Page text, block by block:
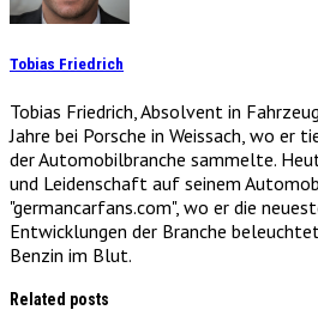
Tobias Friedrich
Tobias Friedrich, Absolvent in
Jahre bei Porsche in Weissach, wo er
der Automobilbranche sammelte.
und Leidenschaft auf seinem
"germancarfans.com", wo er die
Entwicklungen der Branche
Benzin im Blut.
Related posts